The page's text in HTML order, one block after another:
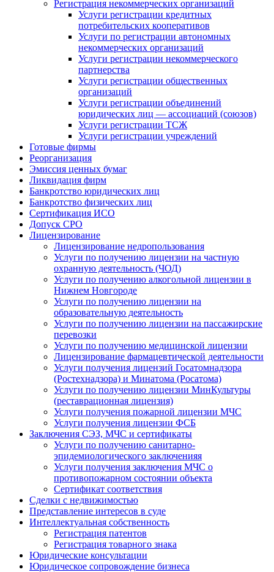
Регистрация некоммерческих организаций
Услуги регистрации кредитных
потребительских кооперативов
Услуги по регистрации автономных
некоммерческих организаций
Услуги регистрации некоммерческого
партнерства
Услуги регистрации общественных
организаций
Услуги регистрации объединений
юридических лиц — ассоциаций (союзов)
Услуги регистрации ТСЖ
Услуги регистрации учреждений
Готовые фирмы
Реорганизация
Эмиссия ценных бумаг
Ликвидация фирм
Банкротство юридических лиц
Банкротство физических лиц
Сертификация ИСО
Допуск СРО
Лицензирование
Лицензирование недропользования
Услуги по получению лицензии на частную
охранную деятельность (ЧОД)
Услуги по получению алкогольной лицензии в
Нижнем Новгороде
Услуги по получению лицензии на
образовательную деятельность
Услуги по получению лицензии на пассажирские
перевозки
Услуги по получению медицинской лицензии
Лицензирование фармацевтической деятельности
Услуги получения лицензий Госатомнадзора
(Ростехнадзора) и Минатома (Росатома)
Услуги по получению лицензии МинКультуры
(реставрационная лицензия)
Услуги получения пожарной лицензии МЧС
Услуги получения лицензии ФСБ
Заключения СЭЗ, МЧС и сертификаты
Услуги по получению санитарно-
эпидемиологического заключенияя
Услуги получения заключения МЧС о
противопожарном состоянии объекта
Сертификат соответствия
Сделки с недвижимостью
Представление интересов в суде
Интеллектуальная собственность
Регистрация патентов
Регистрация товарного знака
Юридические консультации
Юридическое сопровождение бизнеса